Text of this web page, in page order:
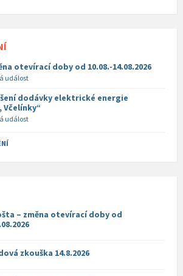
otevírací doby od 10.08.-14.08.2026
událost
dodávky elektrické energie
Včelínky“
událost
– změna otevírací doby od
zkouška 14.8.2026